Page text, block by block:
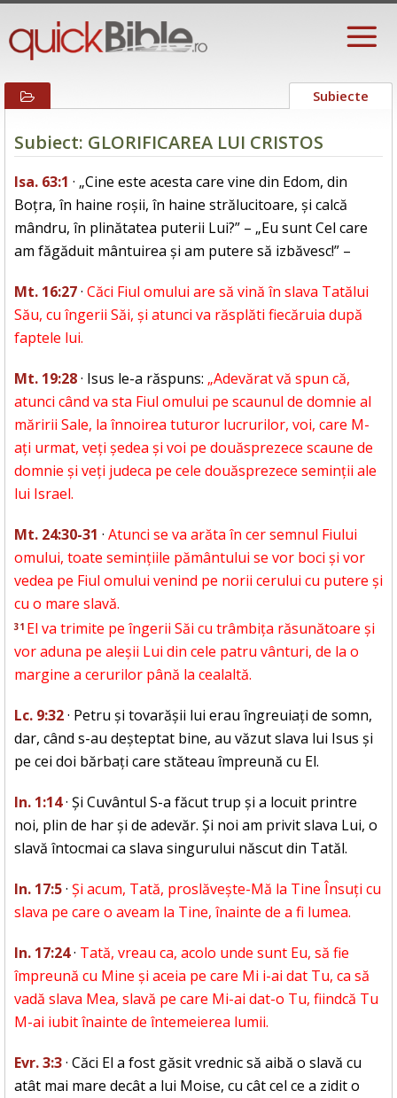
Subiecte
Subiect: GLORIFICAREA LUI CRISTOS
Isa. 63:1 · „Cine este acesta care vine din Edom, din
Boțra, în haine roșii, în haine strălucitoare, și calcă
mândru, în plinătatea puterii Lui?” – „Eu sunt Cel care
am făgăduit mântuirea și am putere să izbăvesc!” –
Mt. 16:27· Căci Fiul omului are să vină în slava Tatălui
Său, cu îngerii Săi, și atunci va răsplăti fiecăruia după
faptele lui.
Mt. 19:28· Isus le-a răspuns: „Adevărat vă spun că,
atunci când va sta Fiul omului pe scaunul de domnie al
măririi Sale, la înnoirea tuturor lucrurilor, voi, care M-
ați urmat, veți ședea și voi pe douăsprezece scaune de
domnie și veți judeca pe cele douăsprezece seminții ale
lui Israel.
Mt. 24:30-31 · Atunci se va arăta în cer semnul Fiului
omului, toate semințiile pământului se vor boci și vor
vedea pe Fiul omului venind pe norii cerului cu putere și
cu o mare slavă.
31 El va trimite pe îngerii Săi cu trâmbița răsunătoare și
vor aduna pe aleșii Lui din cele patru vânturi, de la o
margine a cerurilor până la cealaltă.
Lc. 9:32· Petru și tovarășii lui erau îngreuiați de somn,
dar, când s-au deșteptat bine, au văzut slava lui Isus și
pe cei doi bărbați care stăteau împreună cu El.
In. 1:14· Și Cuvântul S-a făcut trup și a locuit printre
noi, plin de har și de adevăr. Și noi am privit slava Lui, o
slavă întocmai ca slava singurului născut din Tatăl.
In. 17:5· Și acum, Tată, proslăvește-Mă la Tine Însuți cu
slava pe care o aveam la Tine, înainte de a fi lumea.
In. 17:24· Tată, vreau ca, acolo unde sunt Eu, să fie
împreună cu Mine și aceia pe care Mi i-ai dat Tu, ca să
vadă slava Mea, slavă pe care Mi-ai dat-o Tu, fiindcă Tu
M-ai iubit înainte de întemeierea lumii.
Evr. 3:3· Căci El a fost găsit vrednic să aibă o slavă cu
atât mai mare decât a lui Moise, cu cât cel ce a zidit o